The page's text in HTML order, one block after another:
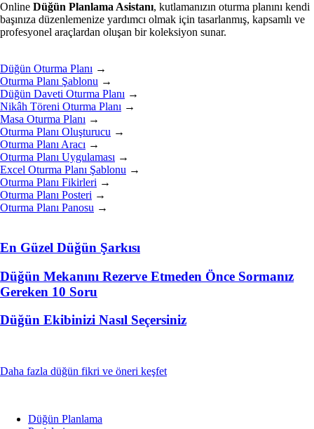
Online Düğün Planlama Asistanı, kutlamanızın oturma planını kendi
başınıza düzenlemenize yardımcı olmak için tasarlanmış, kapsamlı ve
profesyonel araçlardan oluşan bir koleksiyon sunar.
Düğün Oturma Planı →
Oturma Planı Şablonu →
Düğün Daveti Oturma Planı →
Nikâh Töreni Oturma Planı →
Masa Oturma Planı →
Oturma Planı Oluşturucu →
Oturma Planı Aracı →
Oturma Planı Uygulaması →
Excel Oturma Planı Şablonu →
Oturma Planı Fikirleri →
Oturma Planı Posteri →
Oturma Planı Panosu →
En Güzel Düğün Şarkısı
Düğün Mekanını Rezerve Etmeden Önce Sormanız
Gereken 10 Soru
Düğün Ekibinizi Nasıl Seçersiniz
Daha fazla düğün fikri ve öneri keşfet
Düğün Planlama